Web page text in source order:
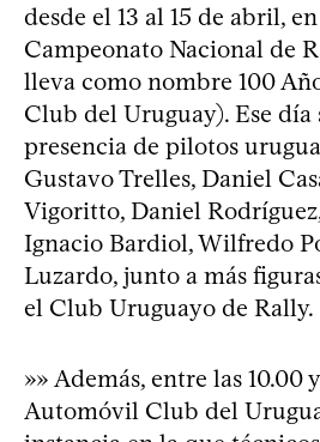
desde el 13 al 15 de abril,
Campeonato Nacional de
lleva como nombre 100
Club del Uruguay). Ese día
presencia de pilotos
Gustavo Trelles, Daniel
Vigoritto, Daniel
Ignacio Bardiol, Wilfredo
Luzardo, junto a más
el Club Uruguayo de Rally.
»» Además, entre las 10.00
Automóvil Club del